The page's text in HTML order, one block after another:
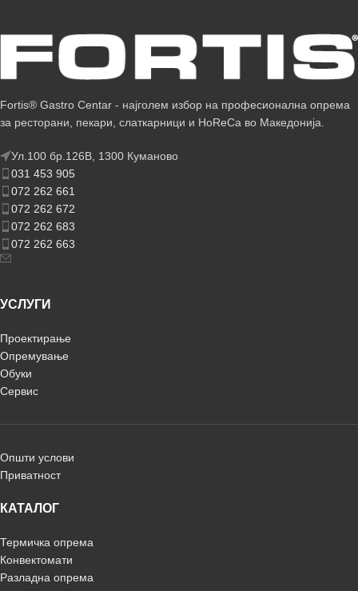
Fortis® Gastro Centar - најголем избор на професионална опрема
за ресторани, пекари, слаткарници и HoReCa во Македонија.
Ул.100 бр.126В, 1300 Куманово
031 453 905
072 262 661
072 262 672
072 262 683
072 262 663
УСЛУГИ
Проектирање
Опремување
Обуки
Сервис
Општи услови
Приватност
КАТАЛОГ
Термичка опрема
Конвектомати
Разладна опрема